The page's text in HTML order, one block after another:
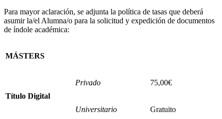
Para mayor aclaración, se adjunta la política de tasas que deberá
asumir la/el Alumna/o para la solicitud y expedición de documentos
de índole académica:
MÁSTERS
Título Digital
Privado 75,00€
Universitario Gratuito